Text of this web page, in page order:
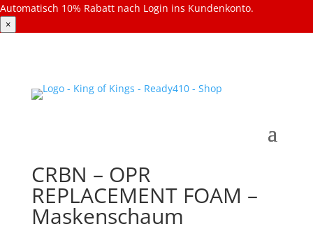
Automatisch 10% Rabatt nach Login ins Kundenkonto.
×
CRBN – OPR
REPLACEMENT FOAM –
Maskenschaum